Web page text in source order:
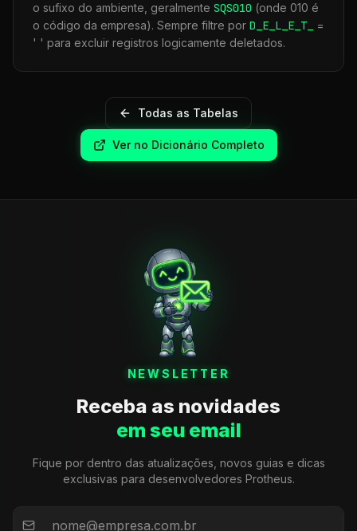
o sufixo do ambiente, geralmente SQS010 (onde 010 é
o código da empresa). Sempre filtre por D_E_L_E_T_
=
' ' para excluir registros logicamente deletados.
Todas as Tabelas
Ver no Dicionário Completo
NEWSLETTER
Receba as novidades
em seu email
Fique por dentro das atualizações, novos guias e dicas
exclusivas para desenvolvedores Protheus.